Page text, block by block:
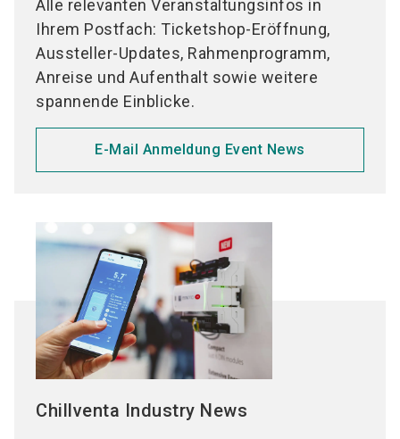
Expansionsorgane
Trockner-Filter
Schaugläser
Kältemittelsammler
Kältemittelverteiler
Rohrleitungen und Zubehör
Ölkühler
Ölsumpfheizungen
Pumpen
Motoren
Pressostate/Thermostate
Abtaueinrichtungen
Bauelemente für RLT-Anlagen
Be-/Entfeuchtung
Kühl- und Tiefkühlzellen
Kühl- und Tiefkühllager
Kühl- und Tiefkühlmöbel
Verkaufsautomaten
Flaschenkühler
Klimatechnik
Kompaktklimageräte
Multisplitklimageräte
Klimaschränke
VRF-Systeme
Kaltwassererzeuger
Fahrzeugklimatisierung
Präzisionsklimaanlagen
Reinräume
Alle relevanten Veranstaltungsinfos in
Ihrem Postfach: Ticketshop-Eröffnung,
Aussteller-Updates, Rahmenprogramm,
Anreise und Aufenthalt sowie weitere
spannende Einblicke.
E-Mail Anmeldung Event News
Chillventa Industry News